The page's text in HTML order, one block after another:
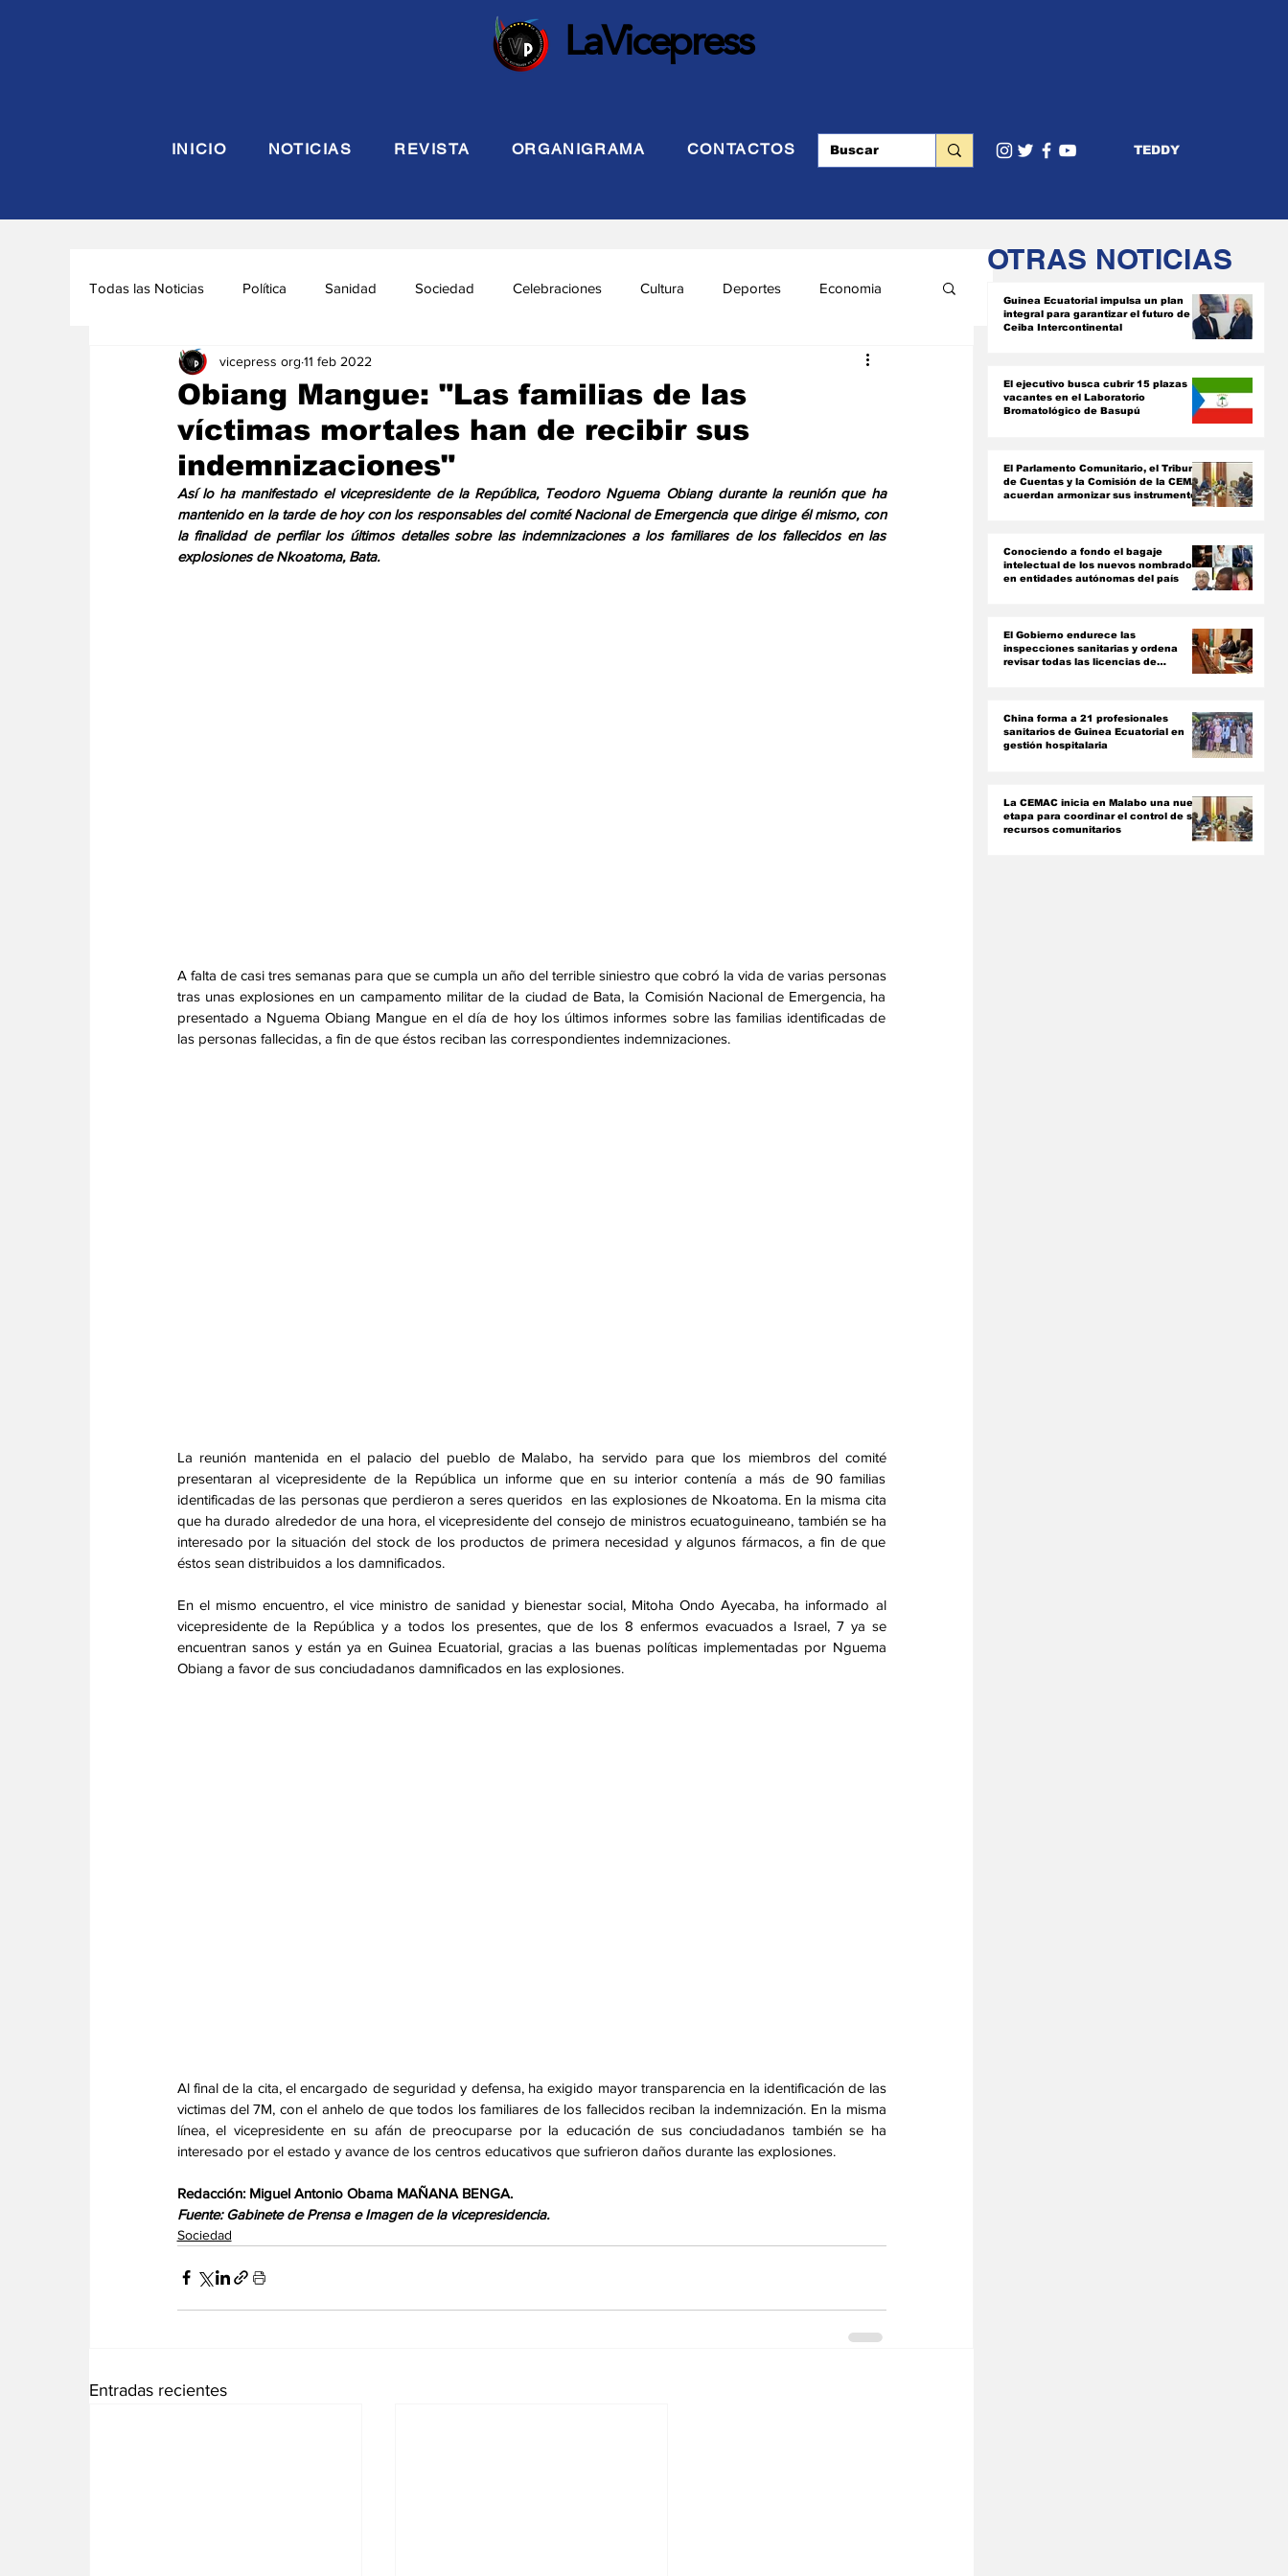
LaVicepress
INICIO NOTICIAS REVISTA ORGANIGRAMA CONTACTOS TEDDY
Todas las Noticias Política Sanidad Sociedad Celebraciones Cultura Deportes Economia
Seguridad y Defensa Turismo INTERIOR
Asuntos Sociales Telecomunicación Cumbres Tecnología Agricultura
Obiang Mangue: "Las familias de las
víctimas mortales han de recibir sus
indemnizaciones"
vicepress org 11 feb 2022
Así lo ha manifestado el vicepresidente de la República, Teodoro Nguema Obiang durante la reunión que ha
mantenido en la tarde de hoy con los responsables del comité Nacional de Emergencia que dirige él mismo, con
la finalidad de perfilar los últimos detalles sobre las indemnizaciones a los familiares de los fallecidos en las
explosiones de Nkoatoma, Bata.
A falta de casi tres semanas para que se cumpla un año del terrible siniestro que cobró la vida de varias personas
tras unas explosiones en un campamento militar de la ciudad de Bata, la Comisión Nacional de Emergencia, ha
presentado a Nguema Obiang Mangue en el día de hoy los últimos informes sobre las familias identificadas de
las personas fallecidas, a fin de que éstos reciban las correspondientes indemnizaciones.
La reunión mantenida en el palacio del pueblo de Malabo, ha servido para que los miembros del comité
presentaran al vicepresidente de la República un informe que en su interior contenía a más de 90 familias
identificadas de las personas que perdieron a seres queridos  en las explosiones de Nkoatoma. En la misma cita
que ha durado alrededor de una hora, el vicepresidente del consejo de ministros ecuatoguineano, también se ha
interesado por la situación del stock de los productos de primera necesidad y algunos fármacos, a fin de que
éstos sean distribuidos a los damnificados.
En el mismo encuentro, el vice ministro de sanidad y bienestar social, Mitoha Ondo Ayecaba, ha informado al
vicepresidente de la República y a todos los presentes, que de los 8 enfermos evacuados a Israel, 7 ya se
encuentran sanos y están ya en Guinea Ecuatorial, gracias a las buenas políticas implementadas por Nguema
Obiang a favor de sus conciudadanos damnificados en las explosiones.
Al final de la cita, el encargado de seguridad y defensa, ha exigido mayor transparencia en la identificación de las
victimas del 7M, con el anhelo de que todos los familiares de los fallecidos reciban la indemnización. En la misma
línea, el vicepresidente en su afán de preocuparse por la educación de sus conciudadanos también se ha
interesado por el estado y avance de los centros educativos que sufrieron daños durante las explosiones.
Redacción: Miguel Antonio Obama MAÑANA BENGA.
Fuente: Gabinete de Prensa e Imagen de la vicepresidencia.
Sociedad
Entradas recientes
OTRAS NOTICIAS
Guinea Ecuatorial impulsa un plan
integral para garantizar el futuro de
Ceiba Intercontinental
El ejecutivo busca cubrir 15 plazas
vacantes en el Laboratorio
Bromatológico de Basupú
El Parlamento Comunitario, el Tribunal
de Cuentas y la Comisión de la CEMAC
acuerdan armonizar sus instrumentos
Conociendo a fondo el bagaje
intelectual de los nuevos nombrados
en entidades autónomas del país ‎
El Gobierno endurece las
inspecciones sanitarias y ordena
revisar todas las licencias de
China forma a 21 profesionales
sanitarios de Guinea Ecuatorial en
gestión hospitalaria
La CEMAC inicia en Malabo una nueva
etapa para coordinar el control de sus
recursos comunitarios